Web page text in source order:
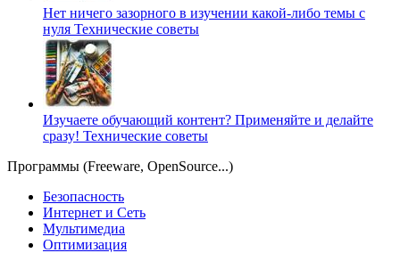
Нет ничего зазорного в изучении какой-либо темы с
нуля Технические советы
Изучаете обучающий контент? Применяйте и делайте
сразу! Технические советы
Программы (Freeware, OpenSource...)
Безопасность
Интернет и Сеть
Мультимедиа
Оптимизация